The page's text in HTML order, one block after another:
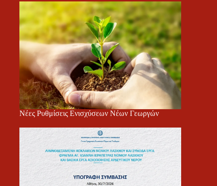
Νέες Ρυθμίσεις Ενισχύσεων Νέων Γεωργών